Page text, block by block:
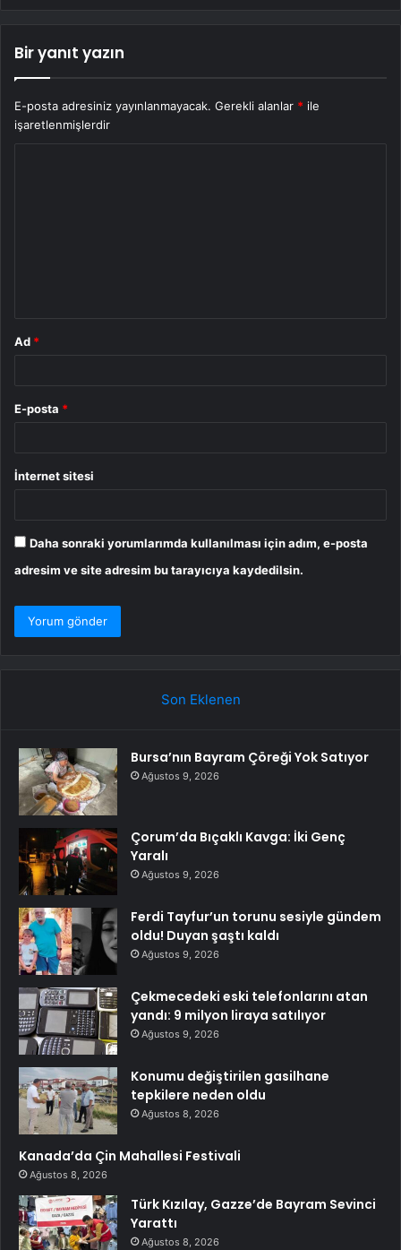
Bir yanıt yazın
E-posta adresiniz yayınlanmayacak. Gerekli alanlar * ile
işaretlenmişlerdir
Ad *
E-posta *
İnternet sitesi
Daha sonraki yorumlarımda kullanılması için adım, e-posta
adresim ve site adresim bu tarayıcıya kaydedilsin.
Son Eklenen
Bursa’nın Bayram Çöreği Yok Satıyor
Ağustos 9, 2026
Çorum’da Bıçaklı Kavga: İki Genç
Yaralı
Ağustos 9, 2026
Ferdi Tayfur’un torunu sesiyle gündem
oldu! Duyan şaştı kaldı
Ağustos 9, 2026
Çekmecedeki eski telefonlarını atan
yandı: 9 milyon liraya satılıyor
Ağustos 9, 2026
Konumu değiştirilen gasilhane
tepkilere neden oldu
Ağustos 8, 2026
Kanada’da Çin Mahallesi Festivali
Ağustos 8, 2026
Türk Kızılay, Gazze’de Bayram Sevinci
Yarattı
Ağustos 8, 2026